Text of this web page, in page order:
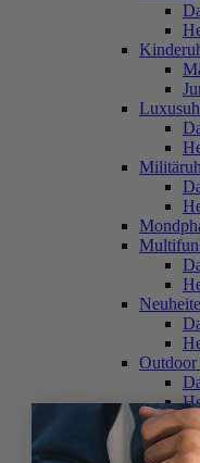
Outdoor